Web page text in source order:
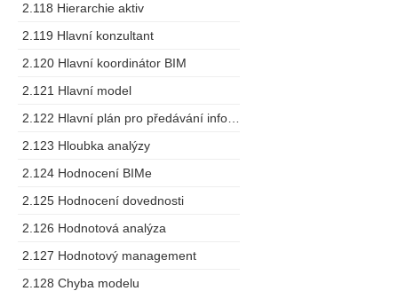
2.118 Hierarchie aktiv
2.119 Hlavní konzultant
2.120 Hlavní koordinátor BIM
2.121 Hlavní model
2.123 Hloubka analýzy
2.124 Hodnocení BIMe
2.125 Hodnocení dovednosti
2.126 Hodnotová analýza
2.127 Hodnotový management
2.128 Chyba modelu